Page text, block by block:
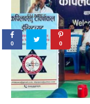
0
SHARES
0 0